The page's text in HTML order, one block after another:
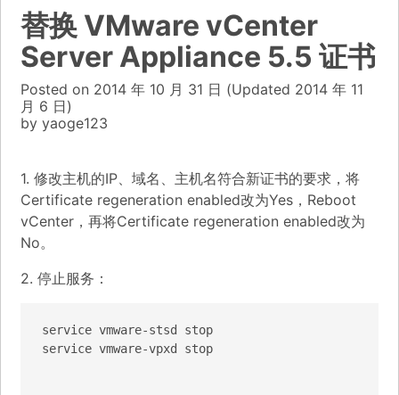
替换 VMware vCenter
Server Appliance 5.5 证书
Posted on 2014 年 10 月 31 日 (Updated 2014 年 11
月 6 日)
by yaoge123
1. 修改主机的IP、域名、主机名符合新证书的要求，将
Certificate regeneration enabled改为Yes，Reboot
vCenter，再将Certificate regeneration enabled改为
No。
2. 停止服务：
service vmware-stsd stop
service vmware-vpxd stop